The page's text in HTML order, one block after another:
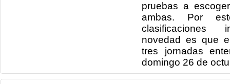
pruebas a
ambas. Por
clasificaciones
novedad es que
tres jornadas
domingo 26 de